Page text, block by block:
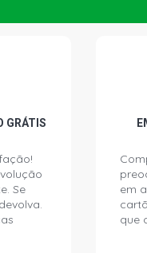
SW-DX SW 1.6 16V
SW-XLI SW 1.6 16V
SW-LE SW 1.8 16V
XLI SEDAN 1.8 16V
GRÁTIS
Se
em
que